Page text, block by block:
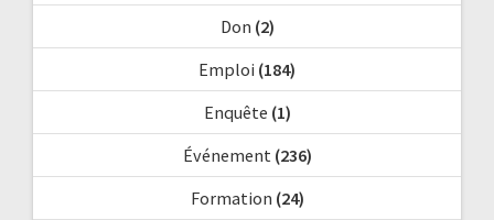
Don (2)
Emploi (184)
Enquête (1)
Événement(236)
Formation (24)